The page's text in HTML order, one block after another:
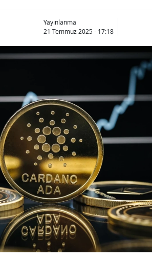
Yayınlanma
21 Temmuz 2025 - 17:18